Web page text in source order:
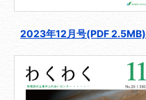
2023年12月号(PDF 2.5MB)